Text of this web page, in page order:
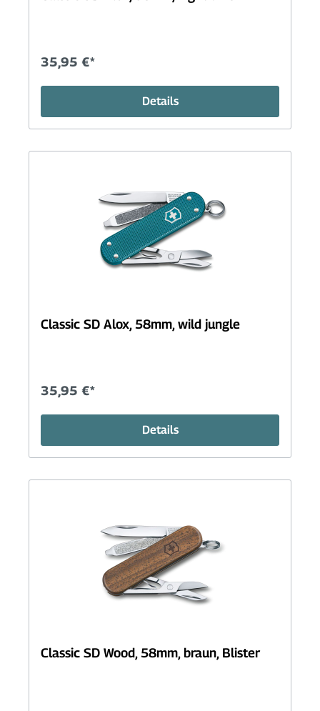
35,95 €*
Details
Classic SD Alox, 58mm, wild jungle
35,95 €*
Details
Classic SD Wood, 58mm, braun, Blister